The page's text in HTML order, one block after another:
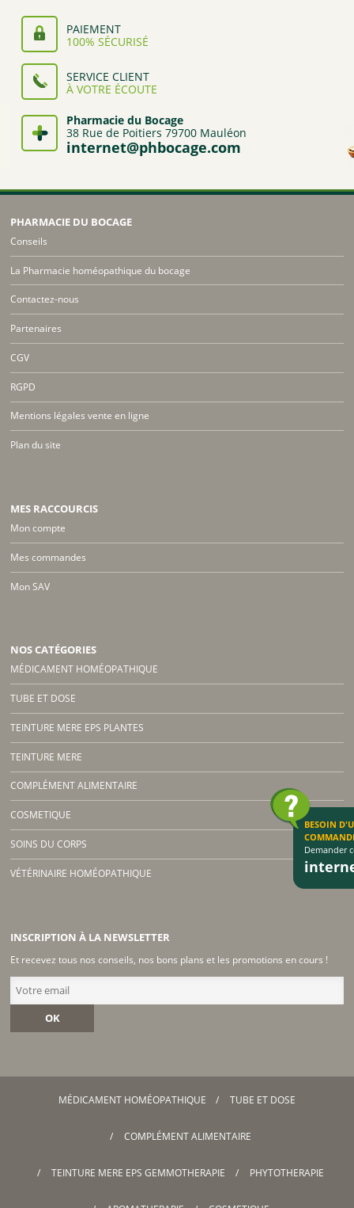
PAIEMENT
100% SÉCURISÉ
SERVICE CLIENT
À VOTRE ÉCOUTE
Pharmacie du Bocage
38 Rue de Poitiers 79700 Mauléon
internet@phbocage.com
PHARMACIE DU BOCAGE
Conseils
La Pharmacie homéopathique du bocage
Contactez-nous
Partenaires
CGV
RGPD
Mentions légales vente en ligne
Plan du site
MES RACCOURCIS
Mon compte
Mes commandes
Mon SAV
NOS CATÉGORIES
MÉDICAMENT HOMÉOPATHIQUE
TUBE ET DOSE
TEINTURE MERE EPS PLANTES
TEINTURE MERE
COMPLÉMENT ALIMENTAIRE
COSMETIQUE
SOINS DU CORPS
VÉTÉRINAIRE HOMÉOPATHIQUE
INSCRIPTION À LA NEWSLETTER
Et recevez tous nos conseils, nos bons plans et les promotions en cours !
OK
MÉDICAMENT HOMÉOPATHIQUE TUBE ET DOSE
COMPLÉMENT ALIMENTAIRE
TEINTURE MERE EPS GEMMOTHERAPIE PHYTOTHERAPIE
BESOIN
Demander